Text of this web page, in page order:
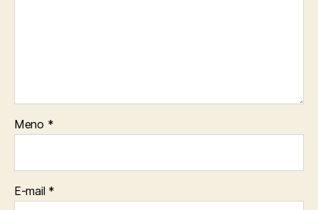
Meno *
E-mail *